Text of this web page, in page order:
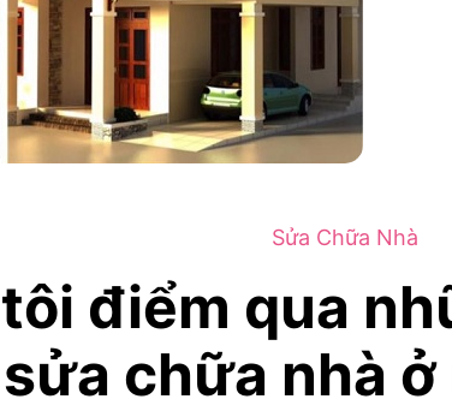
Sửa Chữa Nhà
điểm qua
sửa chữa nhà ở